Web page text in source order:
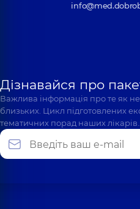
Дізнавайся про
Важлива інформація про те як
близьких. Цикл підготовлених
тематичних порад наших